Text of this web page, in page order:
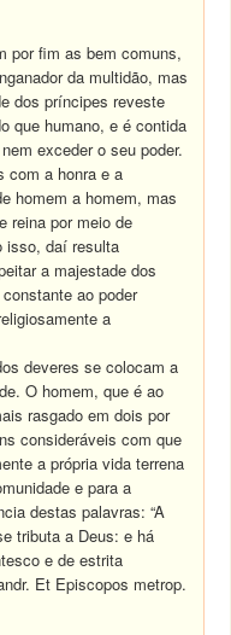
por fim as bem comuns,
da multidão, mas
dos príncipes reveste
que humano, e é contida
exceder o seu poder.
com a honra e a
homem a homem, mas
reina por meio de
isso, daí resulta
a majestade dos
ao poder
a
deveres se colocam a
O homem, que é ao
rasgado em dois por
consideráveis com que
a própria vida terrena
e para a
destas palavras: “A
tributa a Deus: e há
e de estrita
Et Episcopos metrop.